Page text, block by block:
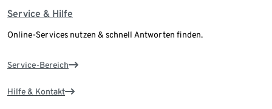
Service & Hilfe
Online-Services nutzen & schnell Antworten finden.
Service-Bereich
Hilfe & Kontakt